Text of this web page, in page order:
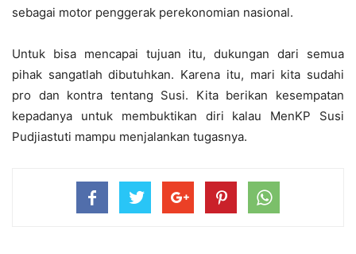
sebagai motor penggerak perekonomian nasional.
Untuk bisa mencapai tujuan itu, dukungan dari semua
pihak sangatlah dibutuhkan. Karena itu, mari kita sudahi
pro dan kontra tentang Susi. Kita berikan kesempatan
kepadanya untuk membuktikan diri kalau MenKP Susi
Pudjiastuti mampu menjalankan tugasnya.